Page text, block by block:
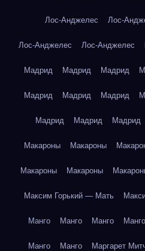
Лос-Анджелес Лос-
Лос-Анджелес Лос-Анджелес
Мадрид Мадрид Мадрид
Мадрид Мадрид Мадрид
Мадрид Мадрид Мадрид
Макароны Макароны
Макароны Макароны
Максим Горький — Мать
Манго Манго Манго Манго
Манго Манго Маргарет